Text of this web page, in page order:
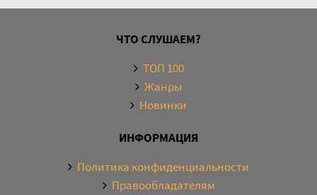
ЧТО СЛУШАЕМ?
ТОП 100
Жанры
Новинки
ИНФОРМАЦИЯ
Политика конфиденциальности
Правообладателям